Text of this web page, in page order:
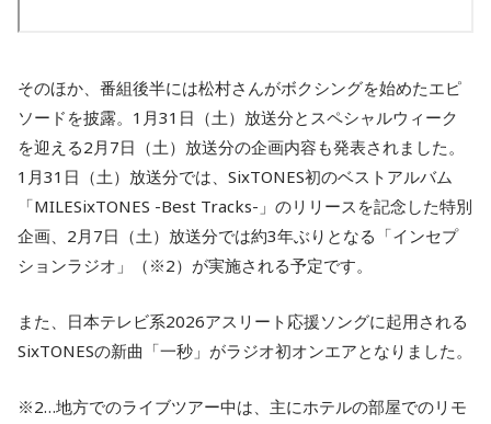
そのほか、番組後半には松村さんがボクシングを始めたエピ
ソードを披露。1月31日（土）放送分とスペシャルウィーク
を迎える2月7日（土）放送分の企画内容も発表されました。
1月31日（土）放送分では、SixTONES初のベストアルバム
「MILESixTONES -Best Tracks-」のリリースを記念した特別
企画、2月7日（土）放送分では約3年ぶりとなる「インセプ
ションラジオ」（※2）が実施される予定です。
また、日本テレビ系2026アスリート応援ソングに起用される
SixTONESの新曲「一秒」がラジオ初オンエアとなりました。
※2…地方でのライブツアー中は、主にホテルの部屋でのリモ